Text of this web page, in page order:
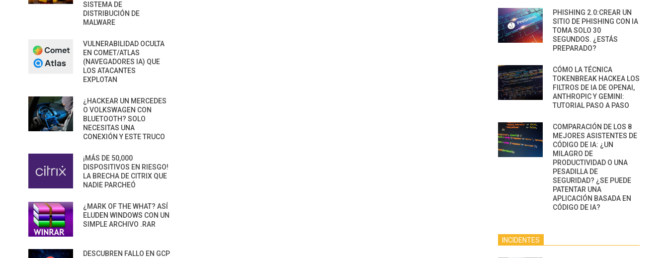
SISTEMA DE
DISTRIBUCIÓN DE
MALWARE
VULNERABILIDAD OCULTA
EN COMET/ATLAS
(NAVEGADORES IA) QUE
LOS ATACANTES
EXPLOTAN
¿HACKEAR UN MERCEDES
O VOLKSWAGEN CON
BLUETOOTH? SOLO
NECESITAS UNA
CONEXIÓN Y ESTE TRUCO
¡MÁS DE 50,000
DISPOSITIVOS EN RIESGO!
LA BRECHA DE CITRIX QUE
NADIE PARCHEÓ
¿MARK OF THE WHAT? ASÍ
ELUDEN WINDOWS CON UN
SIMPLE ARCHIVO .RAR
DESCUBREN FALLO EN GCP
PHISHING 2.0:CREAR UN
SITIO DE PHISHING CON IA
TOMA SOLO 30
SEGUNDOS. ¿ESTÁS
PREPARADO?
CÓMO LA TÉCNICA
TOKENBREAK HACKEA LOS
FILTROS DE IA DE OPENAI,
ANTHROPIC Y GEMINI:
TUTORIAL PASO A PASO
COMPARACIÓN DE LOS 8
MEJORES ASISTENTES DE
CÓDIGO DE IA: ¿UN
MILAGRO DE
PRODUCTIVIDAD O UNA
PESADILLA DE
SEGURIDAD? ¿SE PUEDE
PATENTAR UNA
APLICACIÓN BASADA EN
CÓDIGO DE IA?
INCIDENTES